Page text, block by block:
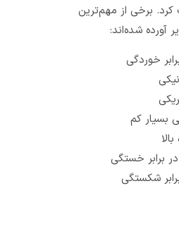
از مهم‌ترین